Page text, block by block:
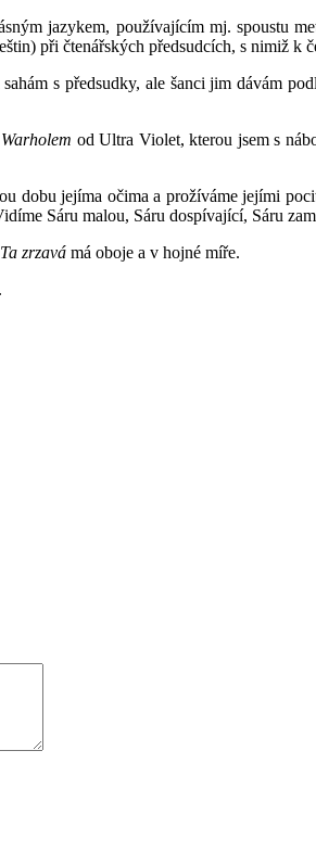
jazykem, používajícím mj. spoustu
při čtenářských předsudcích, s nimiž k
s předsudky, ale šanci jim dávám
od Ultra Violet, kterou jsem s
dobu jejíma očima a prožíváme jejími
Sáru malou, Sáru dospívající, Sáru
Ta zrzavá má oboje a v hojné míře.